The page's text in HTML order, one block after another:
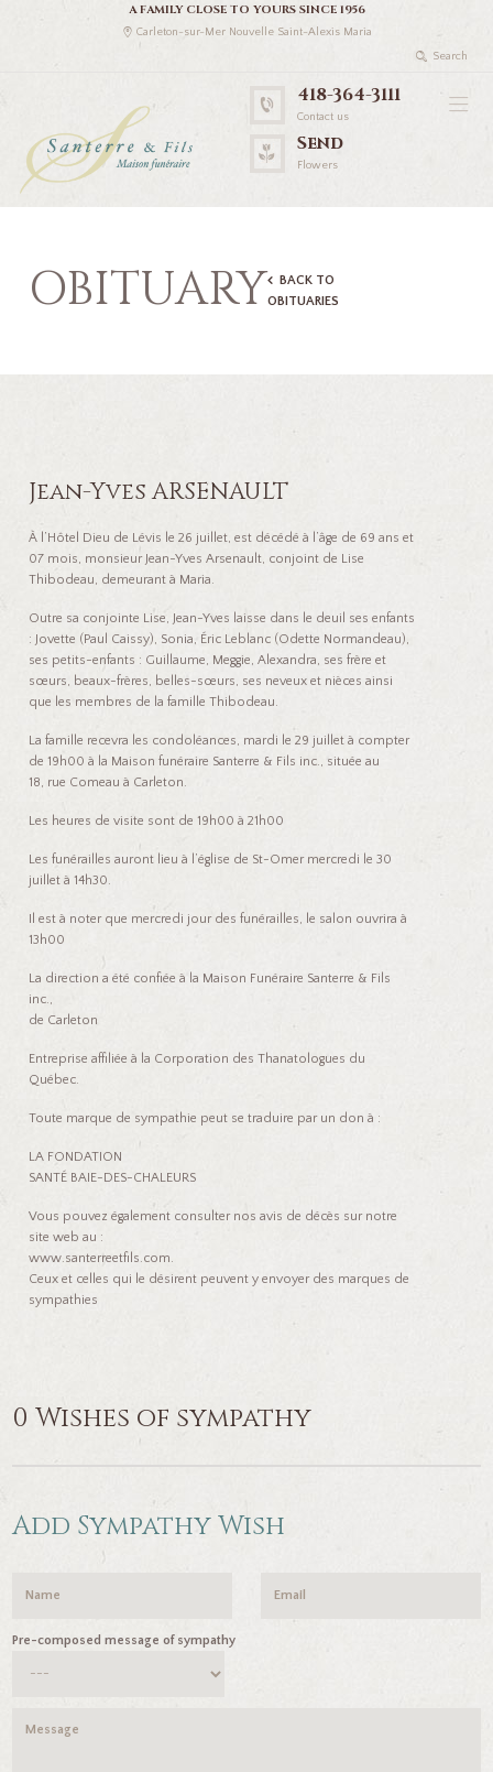
A FAMILY CLOSE TO YOURS SINCE 1956
Carleton-sur-Mer Nouvelle Saint-Alexis Maria
418-364-3111
Contact us
Send
Flowers
OBITUARY
BACK TO
OBITUARIES
Jean-Yves ARSENAULT
À l’Hôtel Dieu de Lévis le 26 juillet, est décédé à l’âge de 69 ans et
07 mois, monsieur Jean-Yves Arsenault, conjoint de Lise
Thibodeau, demeurant à Maria.
Outre sa conjointe Lise, Jean-Yves laisse dans le deuil ses enfants
: Jovette (Paul Caissy), Sonia, Éric Leblanc (Odette Normandeau),
ses petits-enfants : Guillaume, Meggie, Alexandra, ses frère et
sœurs, beaux-frères, belles-sœurs, ses neveux et nièces ainsi
que les membres de la famille Thibodeau.
La famille recevra les condoléances, mardi le 29 juillet à compter
de 19h00 à la Maison funéraire Santerre & Fils inc., située au
18, rue Comeau à Carleton.
Les heures de visite sont de 19h00 à 21h00
Les funérailles auront lieu à l’église de St-Omer mercredi le 30
juillet à 14h30.
Il est à noter que mercredi jour des funérailles, le salon ouvrira à
13h00
La direction a été confiée à la Maison Funéraire Santerre & Fils
inc.,
de Carleton
Entreprise affiliée à la Corporation des Thanatologues du
Québec.
Toute marque de sympathie peut se traduire par un don à :
LA FONDATION
SANTÉ BAIE-DES-CHALEURS
Vous pouvez également consulter nos avis de décès sur notre
site web au :
www.santerreetfils.com.
Ceux et celles qui le désirent peuvent y envoyer des marques de
sympathies
0 Wishes of sympathy
Add Sympathy Wish
Pre-composed message of sympathy